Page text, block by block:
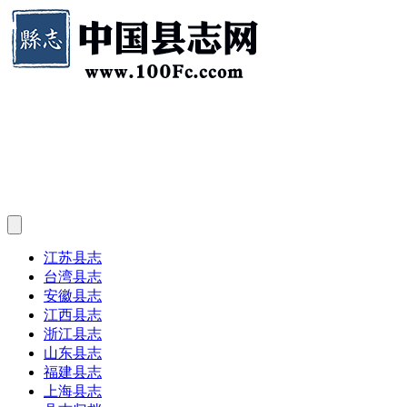
江苏县志
台湾县志
安徽县志
江西县志
浙江县志
山东县志
福建县志
上海县志